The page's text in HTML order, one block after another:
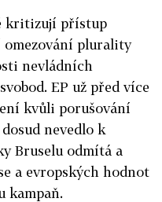
kritizují přístup
omezování plurality
nevládních
EP už před více
kvůli porušování
nevedlo k
Bruselu odmítá a
a evropských hodnot
kampaň.